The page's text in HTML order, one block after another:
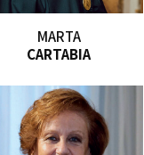
MARTA
CARTABIA